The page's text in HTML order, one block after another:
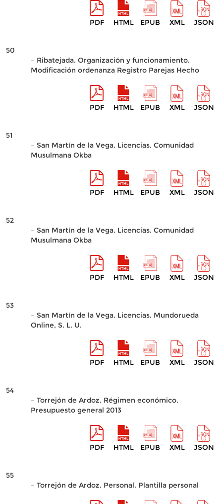
PDF HTML EPUB XML JSON
50
– Ribatejada. Organización y funcionamiento.
Modificación ordenanza Registro Parejas Hecho
PDF HTML EPUB XML JSON
51
– San Martín de la Vega. Licencias. Comunidad
Musulmana Okba
PDF HTML EPUB XML JSON
52
– San Martín de la Vega. Licencias. Comunidad
Musulmana Okba
PDF HTML EPUB XML JSON
53
– San Martín de la Vega. Licencias. Mundorueda
Online, S. L. U.
PDF HTML EPUB XML JSON
54
– Torrejón de Ardoz. Régimen económico.
Presupuesto general 2013
PDF HTML EPUB XML JSON
55
– Torrejón de Ardoz. Personal. Plantilla personal